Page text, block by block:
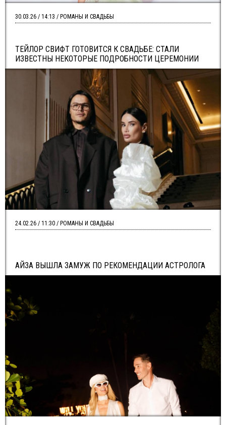
ТЕЙЛОР СВИФТ ГОТОВИТСЯ К СВАДЬБЕ: СТАЛИ
ИЗВЕСТНЫ НЕКОТОРЫЕ ПОДРОБНОСТИ ЦЕРЕМОНИИ
30.03.26 / 14:13 / РОМАНЫ И СВАДЬБЫ
АЙЗА ВЫШЛА ЗАМУЖ ПО РЕКОМЕНДАЦИИ АСТРОЛОГА
24.02.26 / 11:30 / РОМАНЫ И СВАДЬБЫ